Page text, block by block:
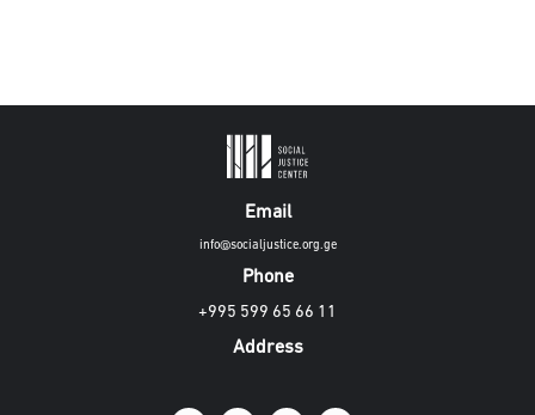
Email
info@socialjustice.org.ge
Phone
+995 599 65 66 11
Address